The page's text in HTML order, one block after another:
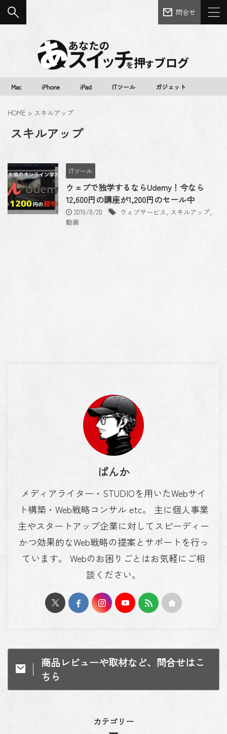
問合せ
Mac iPhone iPad ITツール ガジェット
HOME > スキルアップ
スキルアップ
ITツール
ウェブで独学するならUdemy！今なら
12,600円の講座が1,200円のセール中
2019/8/20 ウェブサービス, スキルアップ,
動画
ばんか
メディアライター・STUDIOを用いたWebサイ
ト構築・Web戦略コンサル etc。 主に個人事業
主やスタートアップ企業に対してスピーディー
かつ効果的なWeb戦略の提案とサポートを行っ
ています。 Webのお困りごとはお気軽にご相
談ください。
商品レビューや取材など、問合せはこ
ちら
カテゴリー